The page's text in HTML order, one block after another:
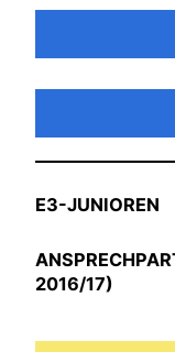
E3-JUNIOREN
2016/17)